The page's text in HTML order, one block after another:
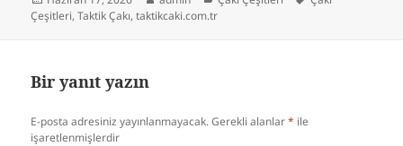
tarihi
Çeşitleri,Taktik Çakı,taktikcaki.com.tr
Bir yanıt yazın
E-posta adresiniz yayınlanmayacak. Gerekli alanlar* ile
işaretlenmişlerdir